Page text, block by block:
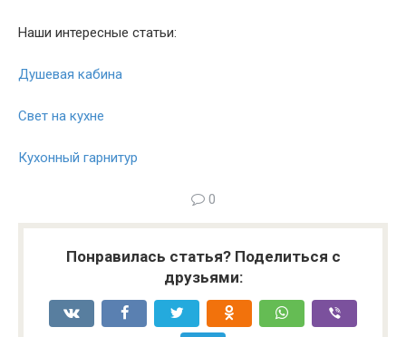
Наши интересные статьи:
Душевая кабина
Свет на кухне
Кухонный гарнитур
0
Понравилась статья? Поделиться с
друзьями: